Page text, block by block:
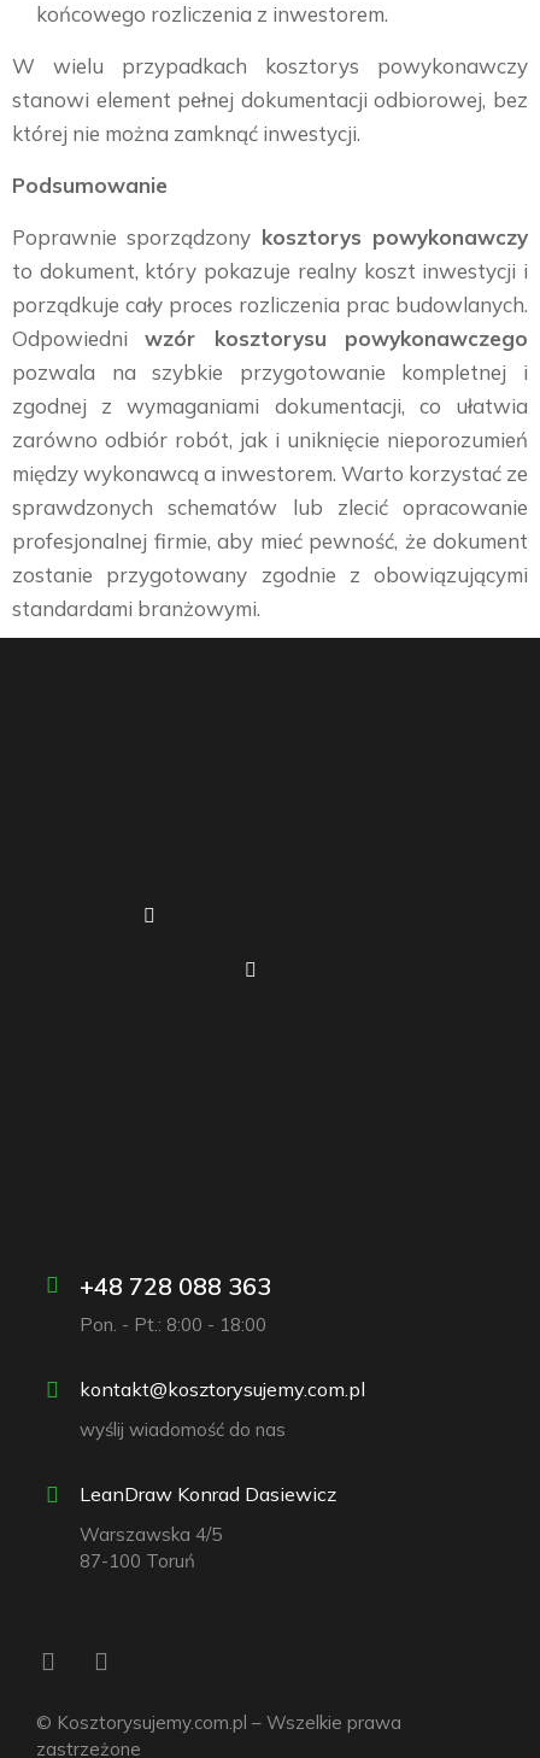
końcowego rozliczenia z inwestorem.
W wielu przypadkach kosztorys powykonawczy
stanowi element pełnej dokumentacji odbiorowej, bez
której nie można zamknąć inwestycji.
Podsumowanie
Poprawnie sporządzony kosztorys powykonawczy
to dokument, który pokazuje realny koszt inwestycji i
porządkuje cały proces rozliczenia prac budowlanych.
Odpowiedniwzór kosztorysu powykonawczego
pozwala na szybkie przygotowanie kompletnej i
zgodnej z wymaganiami dokumentacji, co ułatwia
zarówno odbiór robót, jak i uniknięcie nieporozumień
między wykonawcą a inwestorem. Warto korzystać ze
sprawdzonych schematów lub zlecić opracowanie
profesjonalnej firmie, aby mieć pewność, że dokument
zostanie przygotowany zgodnie z obowiązującymi
standardami branżowymi.
+48 728 088 363
Pon. - Pt.: 8:00 - 18:00
kontakt@kosztorysujemy.com.pl
wyślij wiadomość do nas
LeanDraw Konrad Dasiewicz
Warszawska 4/5
87-100 Toruń
© Kosztorysujemy.com.pl – Wszelkie prawa
zastrzeżone